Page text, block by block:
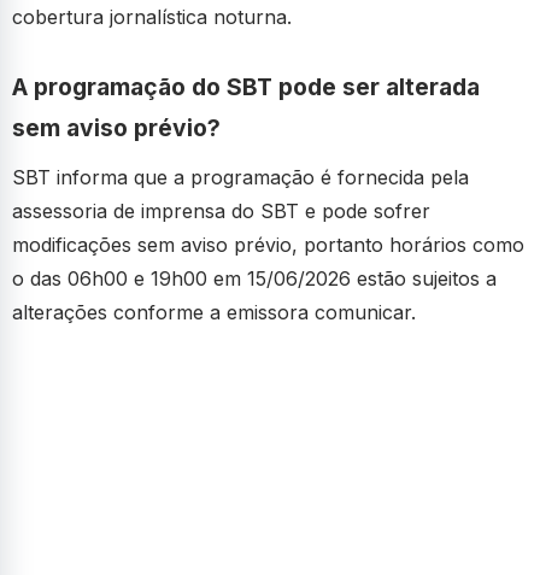
cobertura jornalística noturna.
A programação do SBT pode ser alterada
sem aviso prévio?
SBT informa que a programação é fornecida pela
assessoria de imprensa do SBT e pode sofrer
modificações sem aviso prévio, portanto horários como
o das 06h00 e 19h00 em 15/06/2026 estão sujeitos a
alterações conforme a emissora comunicar.